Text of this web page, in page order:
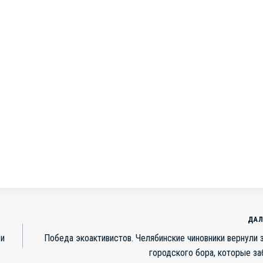
Победа экоактивистов. Челябинские чиновники вернули
городского бора, которые